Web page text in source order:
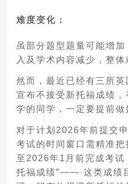
难度变化：
虽部分题型题量可能增
入及学术内容减少，整体
然而，最近已经有三所
宣布不接受新托福成绩
学的同学，一定要提前做
对于计划2026年前提交
考试的时间窗口需精准
至2026年1月前完成考试
托福成绩”—— 这类成绩